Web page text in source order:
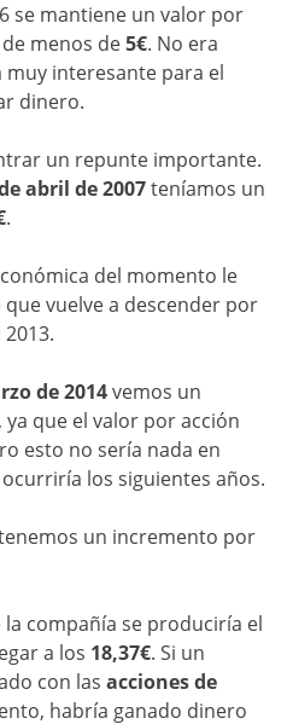
se mantiene un valor por
menos de5€. No era
interesante para el
dinero.
un repunte importante.
abril de 2007teníamos un
.
del momento le
vuelve a descender por
de 2014vemos un
que el valor por acción
esto no sería nada en
los siguientes años.
un incremento por
la compañía se produciría el
a los 18,37€. Si un
con las acciones de
habría ganado dinero